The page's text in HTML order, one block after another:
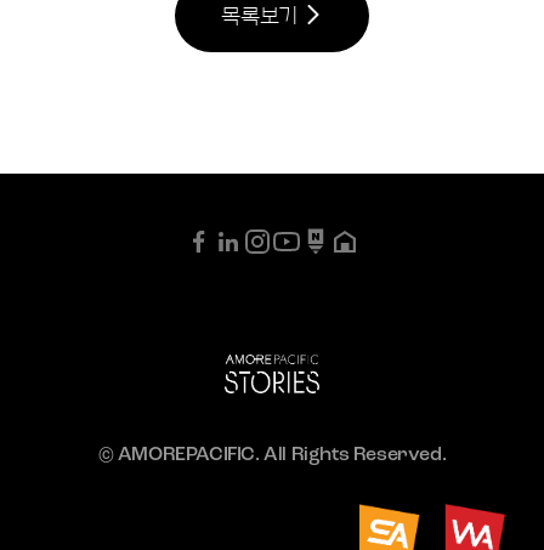
목록보기
© AMOREPACIFIC. All Rights Reserved.